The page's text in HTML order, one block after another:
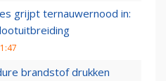
grijpt ternauwernood in:
brandstof drukken